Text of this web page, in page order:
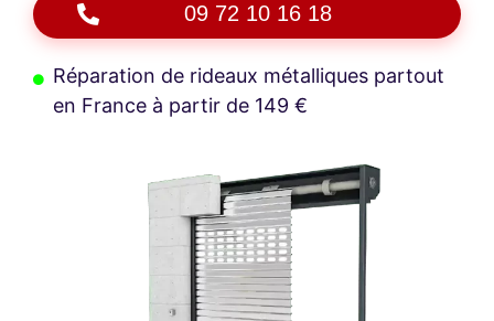
09 72 10 16 18
Réparation de rideaux métalliques partout
en France à partir de 149 €